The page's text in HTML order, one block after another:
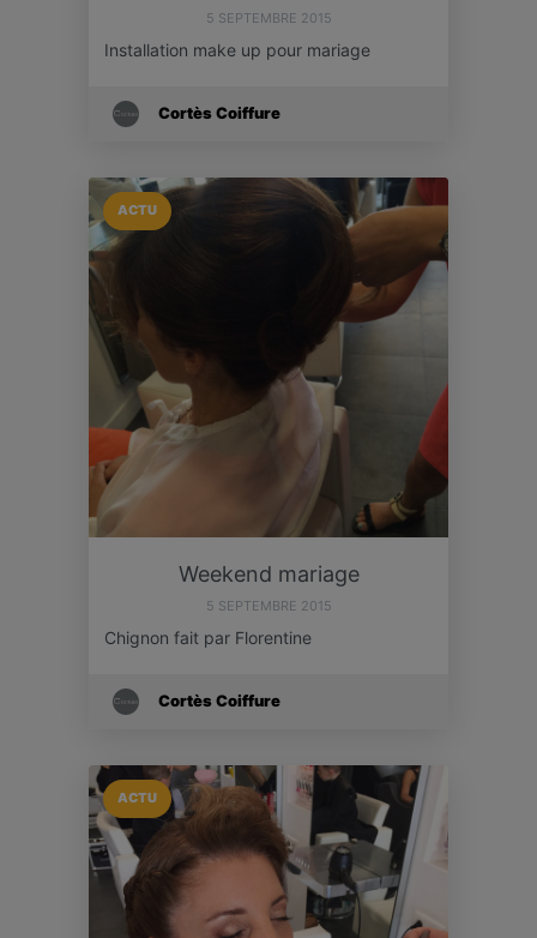
5 SEPTEMBRE 2015
Installation make up pour mariage
Cortès Coiffure
ACTU
Weekend mariage
5 SEPTEMBRE 2015
Chignon fait par Florentine
Cortès Coiffure
ACTU